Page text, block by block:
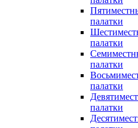
палатки
палатки
палатки
палатки
палатки